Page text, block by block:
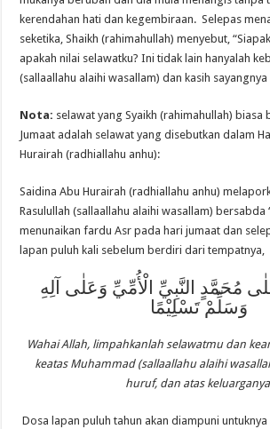
kerendahan hati dan kegembiraan. Selepas
seketika, Shaikh (rahimahullah) menyebut,
apakah nilai selawatku? Ini tidak lain hanyalah
(sallaallahu alaihi wasallam) dan kasih sayangnya
Nota: selawat yang Syaikh (rahimahullah) biasa
Jumaat adalah selawat yang disebutkan dalam
Hurairah (radhiallahu anhu):
Saidina Abu Hurairah (radhiallahu anhu)
Rasulullah (sallaallahu alaihi wasallam) bersabda
menunaikan fardu Asr pada hari jumaat dan
lapan puluh kali sebelum berdiri dari tempatnya,
مُحَمَّدٍ النَّبِيِّ الْأُمِّيِّ وَعَلٰى آلِهِ
وَسَلِّمْ تَسْلِيْمًا
Wahai Allah, limpahkanlah selawatmu dan
keatas Muhammad (sallaallahu alaihi
huruf, dan atas
Dosa lapan puluh tahun akan diampuni